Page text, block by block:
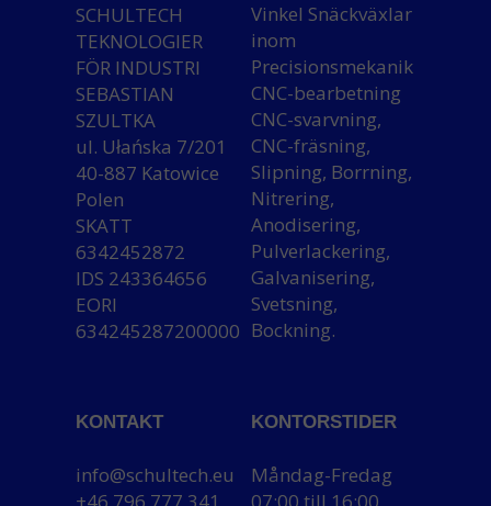
Vinkel Snäckväxlar
inom
Precisionsmekanik
CNC-bearbetning
CNC-svarvning,
CNC-fräsning,
Slipning, Borrning,
Nitrering,
Anodisering,
Pulverlackering,
Galvanisering,
Svetsning,
Bockning.
KONTORSTIDER
Måndag-Fredag
SCHULTECH
TEKNOLOGIER
FÖR INDUSTRI
SEBASTIAN
SZULTKA
ul. Ułańska 7/201
40-887 Katowice
Polen
SKATT
6342452872
IDS 243364656
EORI
634245287200000
KONTAKT
info@schultech.eu